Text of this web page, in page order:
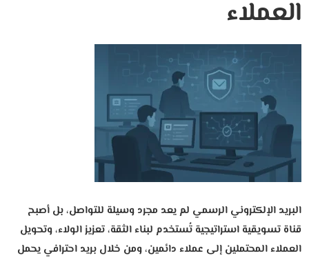
العملاء
البريد الإلكتروني الرسمي لم يعد مجرد وسيلة للتواصل، بل أصبح
قناة تسويقية استراتيجية تُستخدم لبناء الثقة، تعزيز الولاء، وتحويل
العملاء المحتملين إلى عملاء دائمين،ومن خلال بريد احترافي يحمل